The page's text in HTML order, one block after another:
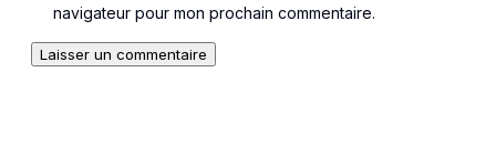
navigateur pour mon prochain commentaire.